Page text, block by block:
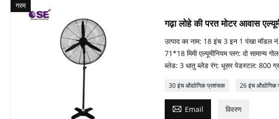
गरम
गढ़ा लोहे की परत मोटर आवास
उत्पाद का नाम: 18 इंच 3 इन 1 पंखा मॉडल
71*18 मिमी एल्यूमीनियम प्लग: दो
ब्लेड: 3 धातु ब्लेड रंग: धूसर पेडस्टल: 800
30 इंच औद्योगिक प्रशंसक 26 इंच
 Email विवरण